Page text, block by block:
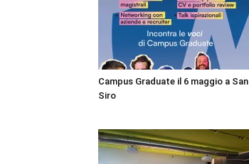
Campus Graduate il 6 maggio a San
Siro